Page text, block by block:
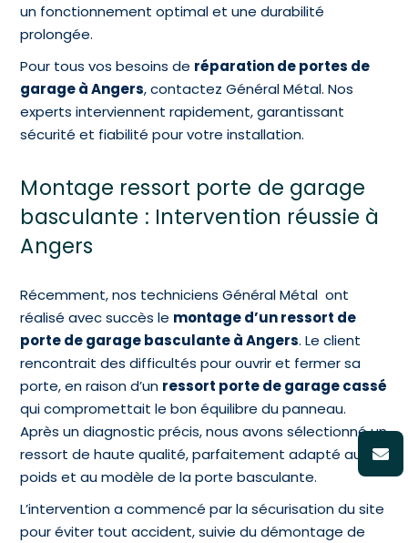
un fonctionnement optimal et une durabilité
prolongée.
Pour tous vos besoins de réparation de portes de
garage à Angers, contactez Général Métal. Nos
experts interviennent rapidement, garantissant
sécurité et fiabilité pour votre installation.
Montage ressort porte de garage
basculante : Intervention réussie à
Angers
Récemment, nos techniciens Général Métal ont
réalisé avec succès le montage d’un ressort de
porte de garage basculante à Angers. Le client
rencontrait des difficultés pour ouvrir et fermer sa
porte, en raison d’un ressort porte de garage cassé
qui compromettait le bon équilibre du panneau.
Après un diagnostic précis, nous avons sélectionné un
ressort de haute qualité, parfaitement adapté au
poids et au modèle de la porte basculante.
L’intervention a commencé par la sécurisation du site
pour éviter tout accident, suivie du démontage de